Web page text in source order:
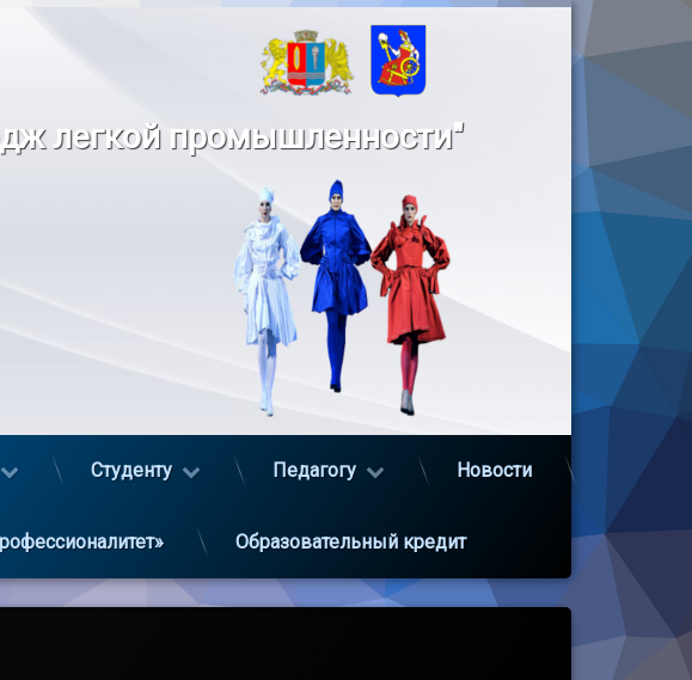
легкой промышленности"
Студенту Педагогу Новости
Образовательный кредит